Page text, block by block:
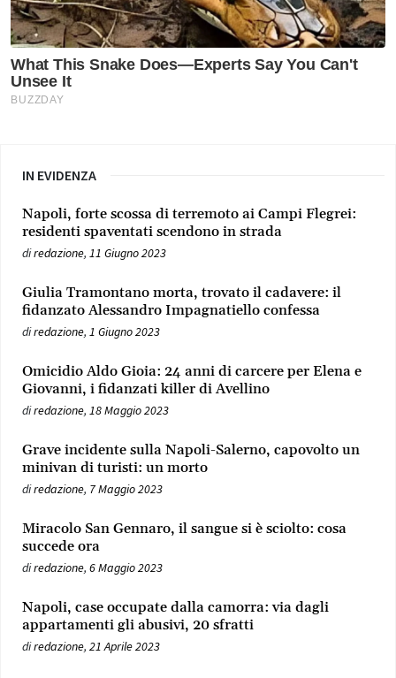
IN EVIDENZA
Napoli, forte scossa di terremoto ai Campi Flegrei:
residenti spaventati scendono in strada
diredazione, 11 Giugno 2023
Giulia Tramontano morta, trovato il cadavere: il
fidanzato Alessandro Impagnatiello confessa
diredazione, 1 Giugno 2023
Omicidio Aldo Gioia: 24 anni di carcere per Elena e
Giovanni, i fidanzati killer di Avellino
diredazione, 18 Maggio 2023
Grave incidente sulla Napoli-Salerno, capovolto un
minivan di turisti: un morto
diredazione, 7 Maggio 2023
Miracolo San Gennaro, il sangue si è sciolto: cosa
succede ora
diredazione, 6 Maggio 2023
Napoli, case occupate dalla camorra: via dagli
appartamenti gli abusivi, 20 sfratti
diredazione, 21 Aprile 2023